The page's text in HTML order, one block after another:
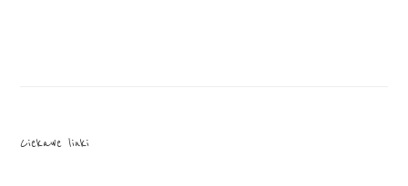
Ciekawe linki